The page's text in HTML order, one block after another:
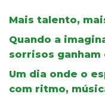
Mais talento,
Quando a
sorrisos ganham
Um dia onde o
com ritmo,